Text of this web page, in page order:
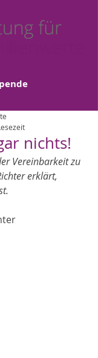
nichts!
Vereinbarkeit zu
erklärt,